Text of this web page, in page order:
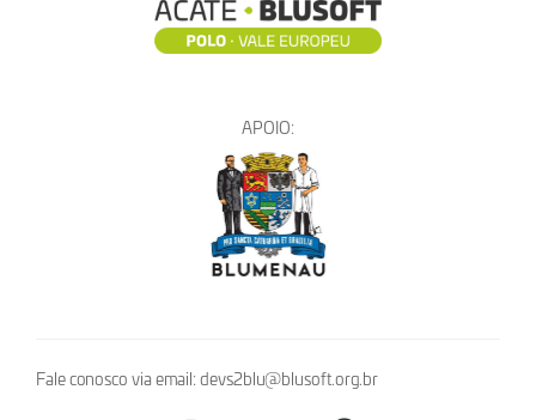
APOIO:
Fale conosco via email: devs2blu@blusoft.org.br